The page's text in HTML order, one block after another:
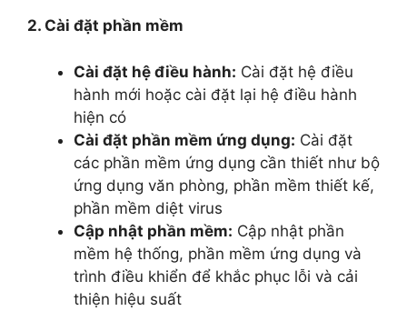
2. Cài đặt phần mềm
Cài đặt hệ điều hành: Cài đặt hệ điều
hành mới hoặc cài đặt lại hệ điều hành
hiện có
Cài đặt phần mềm ứng dụng: Cài đặt
các phần mềm ứng dụng cần thiết như bộ
ứng dụng văn phòng, phần mềm thiết kế,
phần mềm diệt virus
Cập nhật phần mềm: Cập nhật phần
mềm hệ thống, phần mềm ứng dụng và
trình điều khiển để khắc phục lỗi và cải
thiện hiệu suất